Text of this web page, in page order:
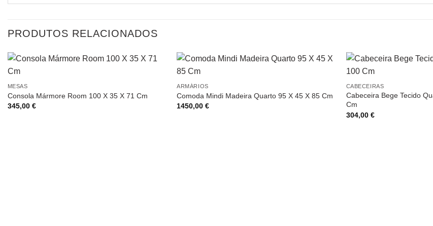
PRODUTOS RELACIONADOS
MESAS
Consola Mármore Room 100 X 35 X 71 Cm
345,00 €
ARMÁRIOS
Comoda Mindi Madeira Quarto 95 X 45 X 85 Cm
1450,00€
CABECEIRAS
Cabeceira Bege Tecido
Cm
304,00 €